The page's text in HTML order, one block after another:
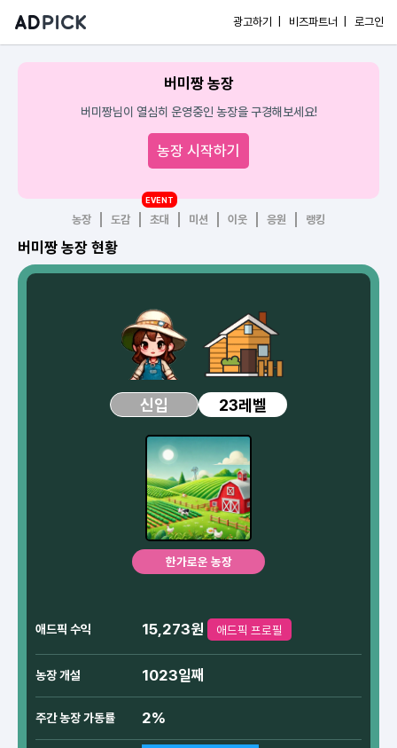
광고하기 | 비즈파트너 | 로그인
버미짱 농장
버미짱님이 열심히 운영중인 농장을 구경해보세요!
농장 시작하기
농장 도감 초대
EVENT
미션 이웃 응원 랭킹
버미짱 농장 현황
신입 23레벨
한가로운 농장
애드픽 수익 15,273원 애드픽 프로필
농장 개설 1023일째
주간 농장 가동률 2%